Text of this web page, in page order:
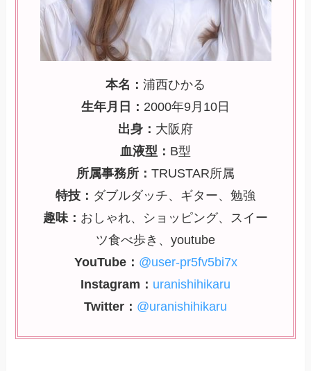
本名： 浦西ひかる
生年月日： 2000年9月10日
出身： 大阪府
血液型： B型
所属事務所： TRUSTAR所属
特技： ダブルダッチ、ギター、勉強
趣味： おしゃれ、ショッピング、スイー
ツ食べ歩き、youtube
YouTube： @user-pr5fv5bi7x
Instagram： uranishihikaru
Twitter： @uranishihikaru